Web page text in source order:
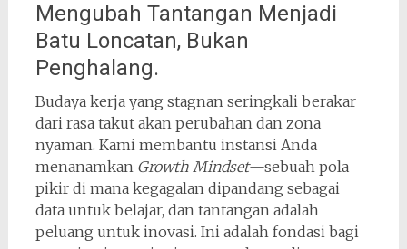
Mengubah Tantangan Menjadi
Batu Loncatan, Bukan
Penghalang.
Budaya kerja yang stagnan seringkali berakar
dari rasa takut akan perubahan dan zona
nyaman. Kami membantu instansi Anda
menanamkan Growth Mindset—sebuah pola
pikir di mana kegagalan dipandang sebagai
data untuk belajar, dan tantangan adalah
peluang untuk inovasi. Ini adalah fondasi bagi